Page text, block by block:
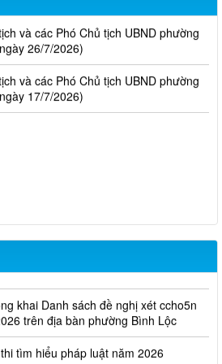
và các Phó Chủ tịch UBND phường
26/7/2026)
và các Phó Chủ tịch UBND phường
17/7/2026)
Dịch vụ tổng hợp phường Bình Lộc
khai Danh sách đề nghị xét ccho5n
trên địa bàn phường Bình Lộc
tìm hiểu pháp luật năm 2026